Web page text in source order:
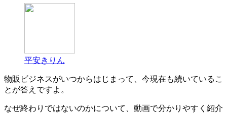
平安きりん
物販ビジネスがいつからはじまって、今現在も続いているこ
とが答えですよ。
なぜ終わりではないのかについて、動画で分かりやすく紹介